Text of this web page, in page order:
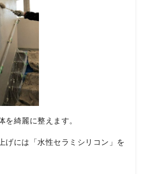
を綺麗に整えます。
げには「水性セラミシリコン」を